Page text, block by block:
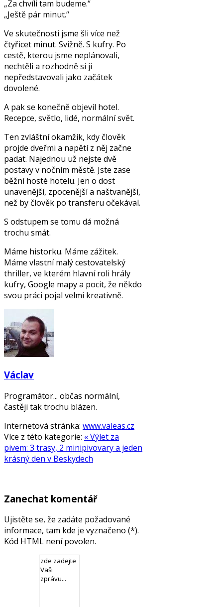
„Za chvíli tam budeme.“
„Ještě pár minut.“
Ve skutečnosti jsme šli více než
čtyřicet minut. Svižně. S kufry. Po
cestě, kterou jsme neplánovali,
nechtěli a rozhodně si ji
nepředstavovali jako začátek
dovolené.
A pak se konečně objevil hotel.
Recepce, světlo, lidé, normální svět.
Ten zvláštní okamžik, kdy člověk
projde dveřmi a napětí z něj začne
padat. Najednou už nejste dvě
postavy v nočním městě. Jste zase
běžní hosté hotelu. Jen o dost
unavenější, zpocenější a naštvanější,
než by člověk po transferu očekával.
S odstupem se tomu dá možná
trochu smát.
Máme historku. Máme zážitek.
Máme vlastní malý cestovatelský
thriller, ve kterém hlavní roli hrály
kufry, Google mapy a pocit, že někdo
svou práci pojal velmi kreativně.
Václav
Programátor... občas normální,
častěji tak trochu blázen.
Internetová stránka: www.valeas.cz
Více z této kategorie: « Výlet za
pivem: 3 trasy, 2 minipivovary a jeden
krásný den v Beskydech
Zanechat komentář
Ujistěte se, že zadáte požadované
informace, tam kde je vyznačeno (*).
Kód HTML není povolen.